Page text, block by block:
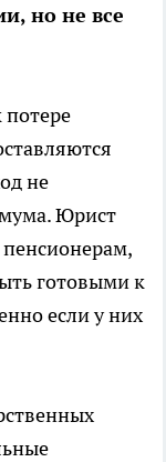
но не все
не
Юрист
готовыми к
если у них